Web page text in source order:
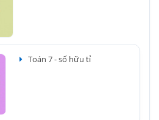
Toán 7 - số hữu tỉ